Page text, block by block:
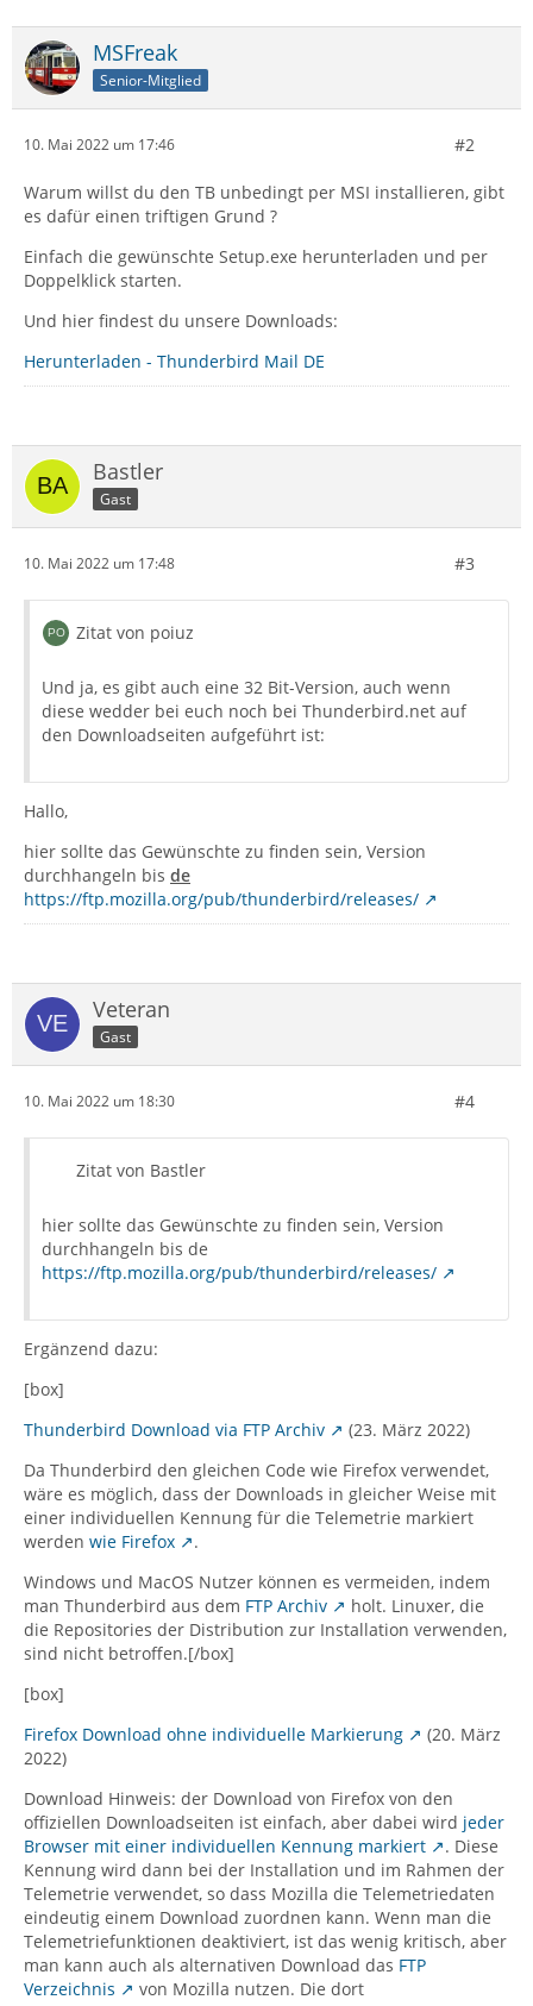
MSFreak
Senior-Mitglied
10. Mai 2022 um 17:46 #2
Warum willst du den TB unbedingt per MSI installieren, gibt
es dafür einen triftigen Grund ?
Einfach die gewünschte Setup.exe herunterladen und per
Doppelklick starten.
Und hier findest du unsere Downloads:
Herunterladen - Thunderbird Mail DE
Bastler
Gast
10. Mai 2022 um 17:48 #3
Zitat von poiuz
Und ja, es gibt auch eine 32 Bit-Version, auch wenn
diese wedder bei euch noch bei Thunderbird.net auf
den Downloadseiten aufgeführt ist:
Hallo,
hier sollte das Gewünschte zu finden sein, Version
durchhangeln bis de
https://ftp.mozilla.org/pub/thunderbird/releases/
Veteran
Gast
10. Mai 2022 um 18:30 #4
Zitat von Bastler
hier sollte das Gewünschte zu finden sein, Version
durchhangeln bis de
https://ftp.mozilla.org/pub/thunderbird/releases/
Ergänzend dazu:
[box]
Thunderbird Download via FTP Archiv
(23. März 2022)
Da Thunderbird den gleichen Code wie Firefox verwendet,
wäre es möglich, dass der Downloads in gleicher Weise mit
einer individuellen Kennung für die Telemetrie markiert
werden wie Firefox
.
Windows und MacOS Nutzer können es vermeiden, indem
man Thunderbird aus dem FTP Archiv
holt. Linuxer, die
die Repositories der Distribution zur Installation verwenden,
sind nicht betroffen.[/box]
[box]
Firefox Download ohne individuelle Markierung
(20. März
2022)
Download Hinweis: der Download von Firefox von den
offiziellen Downloadseiten ist einfach, aber dabei wird jeder
Browser mit einer individuellen Kennung markiert
. Diese
Kennung wird dann bei der Installation und im Rahmen der
Telemetrie verwendet, so dass Mozilla die Telemetriedaten
eindeutig einem Download zuordnen kann. Wenn man die
Telemetriefunktionen deaktiviert, ist das wenig kritisch, aber
man kann auch als alternativen Download das FTP
Verzeichnis
von Mozilla nutzen. Die dort